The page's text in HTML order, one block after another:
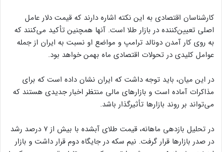
کارشناسان اقتصادی به این نکته اشاره دارند که قیمت دلار عامل
اصلی تعیین‌کننده در بازار طلا است. آنها همچنین تأکید می‌کنند که
به روی کار آمدن دونالد ترامپ و مواضع او نسبت به ایران از جمله
عوامل کلیدی در تحولات اقتصادی ماه بهمن خواهد بود.
در این میان، باید توجه داشت که ایران نشان داده است که برای
مذاکرات آماده است و بازارهای مالی منتظر اخبار جدیدی هستند که
می‌تواند بر روند بازارها تأثیرگذار باشد.
در تحلیل بازدهی ماهانه، قیمت طلای آبشده با بیش از ۷ درصد رشد
در صدر بازارها قرار گرفت. نیم سکه در جایگاه دوم قرار داشت و بازار